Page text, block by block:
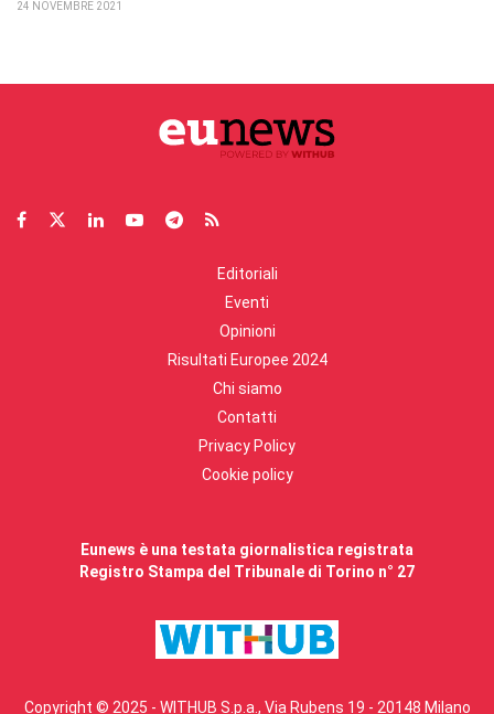
24 NOVEMBRE 2021
Editoriali
Eventi
Opinioni
Risultati Europee 2024
Chi siamo
Contatti
Privacy Policy
Cookie policy
Eunews è una testata giornalistica registrata
Registro Stampa del Tribunale di Torino n° 27
Copyright © 2025 - WITHUB S.p.a., Via Rubens 19 - 20148 Milano